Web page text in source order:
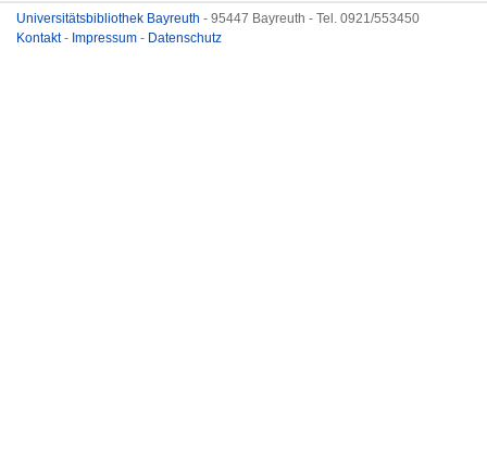
Universitätsbibliothek Bayreuth - 95447 Bayreuth - Tel. 0921/553450
Kontakt- Impressum - Datenschutz